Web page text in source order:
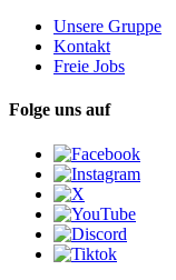
Unsere Gruppe
Kontakt
Freie Jobs
Folge uns auf